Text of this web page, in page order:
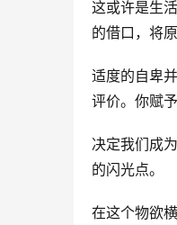
这或许是生
的借口，将
适度的自卑
评价。你赋
决定我们成
的闪光点。
在这个物欲